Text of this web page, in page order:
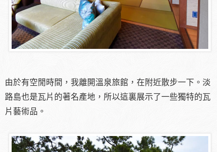
由於有空閒時間，我離開溫泉旅館，在附近散步一下。淡
路島也是瓦片的著名產地，所以這裏展示了一些獨特的瓦
片藝術品。